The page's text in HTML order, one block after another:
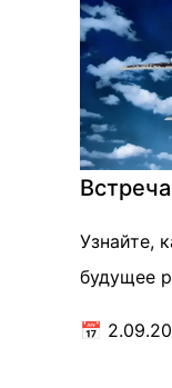
Узнайте,
будущее
📅